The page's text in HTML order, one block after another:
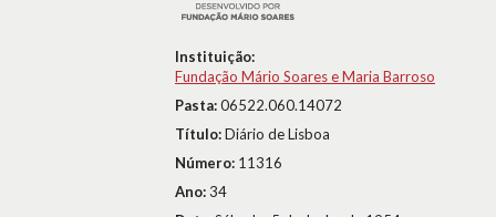
Instituição:
Fundação Mário Soares e Maria Barroso
Pasta:06522.060.14072
Título:Diário de Lisboa
Número: 11316
Ano:34